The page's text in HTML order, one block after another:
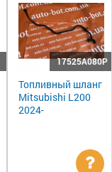
17525A080P
Топливный шланг
Mitsubishi L200
2024-